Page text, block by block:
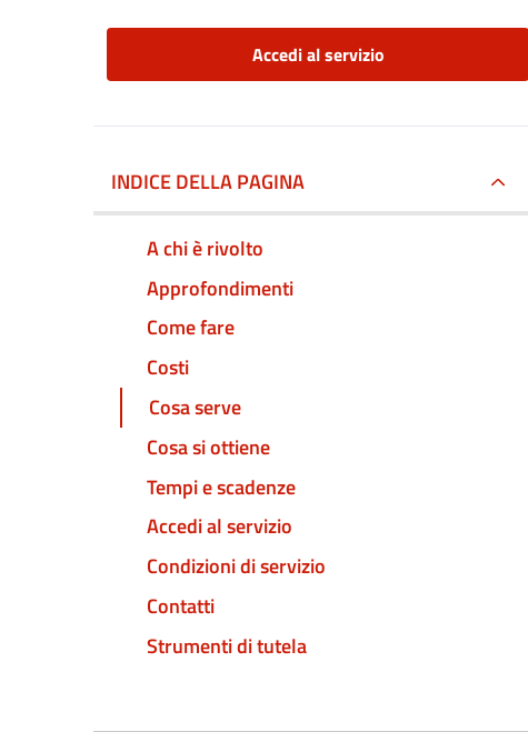
Accedi al servizio
INDICE DELLA PAGINA
A chi è rivolto
Approfondimenti
Come fare
Costi
Cosa serve
Cosa si ottiene
Tempi e scadenze
Accedi al servizio
Condizioni di servizio
Contatti
Strumenti di tutela